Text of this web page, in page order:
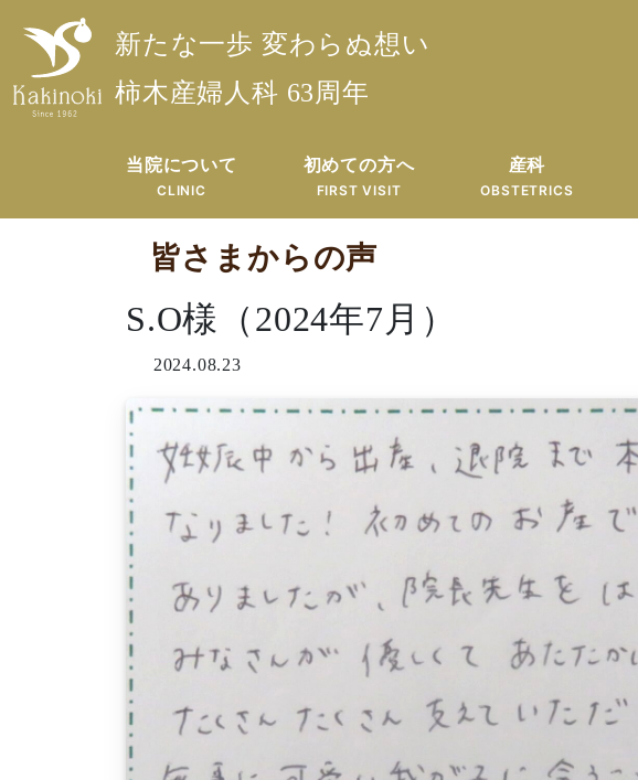
新たな一歩 変わらぬ想い
柿木産婦人科 63周年
当院について
CLINIC
初めての方へ
FIRST VISIT
産科
OBSTETRICS
皆さまからの声
S.O様（2024年7月）
2024.08.23